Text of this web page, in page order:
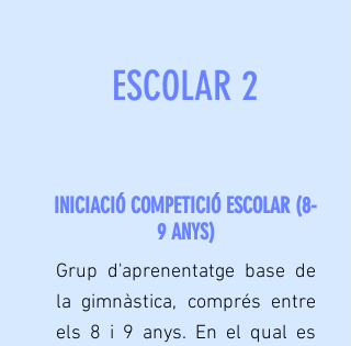
ESCOLAR 2
INICIACIÓ COMPETICIÓ ESCOLAR (8-
9 ANYS)
Grup d'aprenentatge base de
la gimnàstica, comprés entre
els 8 i 9 anys. En el qual es